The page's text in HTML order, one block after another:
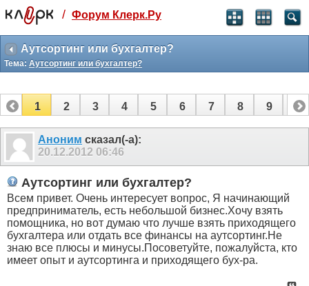
Святые угодники, Клерк без рекламы
прекрасен:)
месяц
3 месяца
259 ₽
-10%
полгода
499 ₽
-15%
Отмена Оплатить
/ Форум Клерк.Ру
Аутсортинг или бухгалтер?
Тема: Аутсортинг или бухгалтер?
1 2 3 4 5 6 7 8 9 10
11Аноним сказал(-а):
20.12.2012 06:46
Аутсортинг или бухгалтер?
Всем привет. Очень интересует вопрос, Я начинающий
предприниматель, есть небольшой бизнес.Хочу взять
помощника, но вот думаю что лучше взять приходящего
бухгалтера или отдать все финансы на аутсортинг.Не
знаю все плюсы и минусы.Посоветуйте, пожалуйста, кто
имеет опыт и аутсортинга и приходящего бух-ра.